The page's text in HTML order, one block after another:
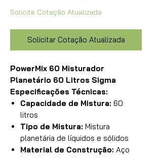
Solicite Cotação Atualizada
Solicitar Cotação Atualizada
PowerMix 60 Misturador
Planetário 60 Litros Sigma
Especificações Técnicas:
Capacidade de Mistura: 60
litros
Tipo de Mistura: Mistura
planetária de líquidos e sólidos
Material de Construção: Aço